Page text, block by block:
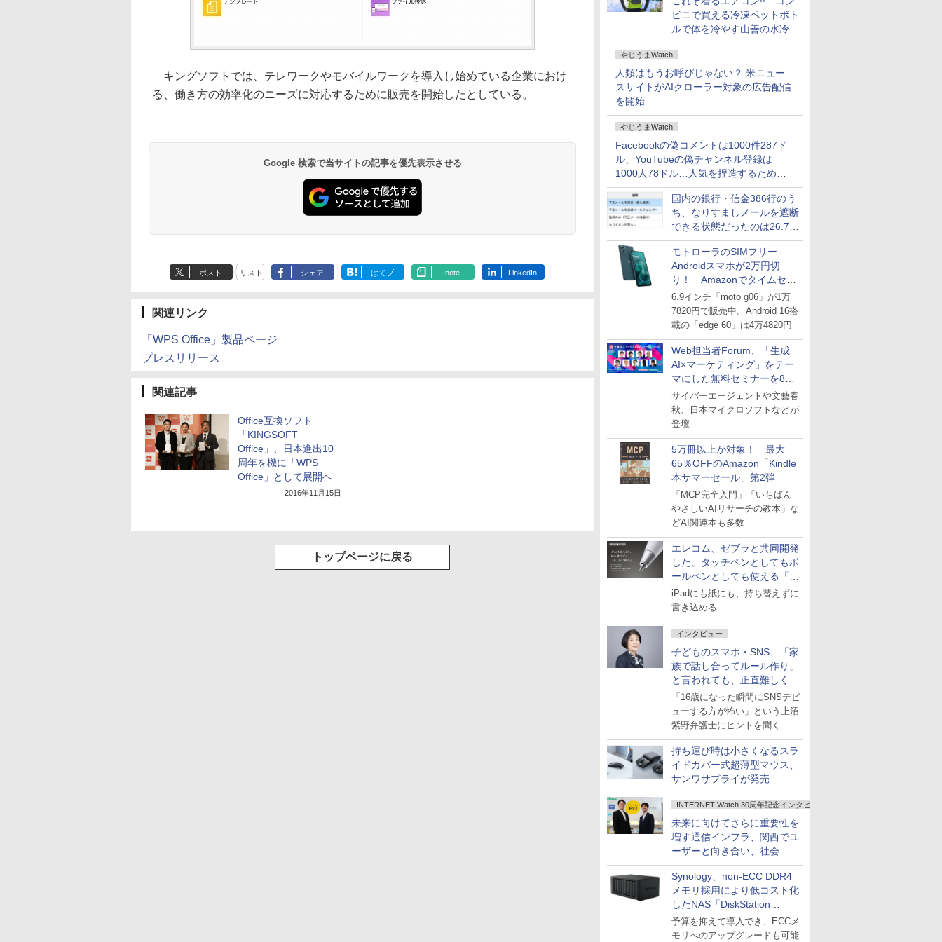
ビニで買える冷凍ペットボト
ルで体を冷やす山善の水冷ベ
ストがロードバイクにちょう
どいい【ぼっち・ざ・ろー
ど！その14】
やじうまWatch
人類はもうお呼びじゃない？ 米ニュー
スサイトがAIクローラー対象の広告配信
を開始
やじうまWatch
Facebookの偽コメントは1000件287ド
ル、YouTubeの偽チャンネル登録は
1000人78ドル…人気を捏造するための
価格リストが公開中
国内の銀行・信金386行のう
ち、なりすましメールを遮断
できる状態だったのは26.7％
にとどまる～GMOブランド
セキュリティ調査
モトローラのSIMフリー
Androidスマホが2万円切
り！ Amazonでタイムセー
ル
6.9インチ「moto g06」が1万
7820円で販売中。Android 16搭
載の「edge 60」は4万4820円
Web担当者Forum、「生成
AI×マーケティング」をテー
マにした無料セミナーを8月
27日にオンライン開催
サイバーエージェントや文藝春
秋、日本マイクロソフトなどが
登壇
5万冊以上が対象！ 最大
65％OFFのAmazon「Kindle
本サマーセール」第2弾
「MCP完全入門」「いちばん
やさしいAIリサーチの教本」な
どAI関連本も多数
エレコム、ゼブラと共同開発
した、タッチペンとしてもボ
ールペンとしても使える「ス
タイラスツーウェイ」発売
iPadにも紙にも、持ち替えずに
書き込める
インタビュー
子どものスマホ・SNS、「家
族で話し合ってルール作り」
と言われても、正直難しくな
いですか？
「16歳になった瞬間にSNSデビ
ューする方が怖い」という上沼
紫野弁護士にヒントを聞く
持ち運び時は小さくなるスラ
イドカバー式超薄型マウス、
サンワサプライが発売
INTERNET Watch 30周年記念インタビュー
未来に向けてさらに重要性を
増す通信インフラ、関西でユ
ーザーと向き合い、社会
の“あたらしい”を起動し続け
る～オプテージ
Synology、non-ECC DDR4
メモリ採用により低コスト化
したNAS「DiskStation
neo+」シリーズ
予算を抑えて導入でき、ECCメ
モリへのアップグレードも可能
キングソフトでは、テレワークやモバイルワークを導入し始めている企業におけ
る、働き方の効率化のニーズに対応するために販売を開始したとしている。
Google 検索で当サイトの記事を優先表示させる
ポスト リスト シェア はてブ note LinkedIn
関連リンク
「WPS Office」製品ページ
プレスリリース
関連記事
Office互換ソフト
「KINGSOFT
Office」、日本進出10
周年を機に「WPS
Office」として展開へ
2016年11月15日
トップページに戻る